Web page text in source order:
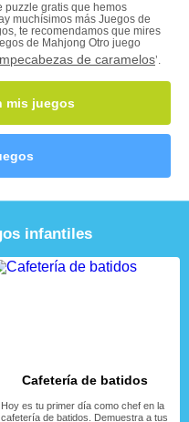
puzzle gratis que hemos
muchísimos más Juegos de
te recomendamos que mires
de Mahjong Otro juego
de caramelos’.
mis juegos
infantiles
Cafetería de batidos
Hoy es tu primer día como chef en la
cafetería de batidos. Demuestra a tus